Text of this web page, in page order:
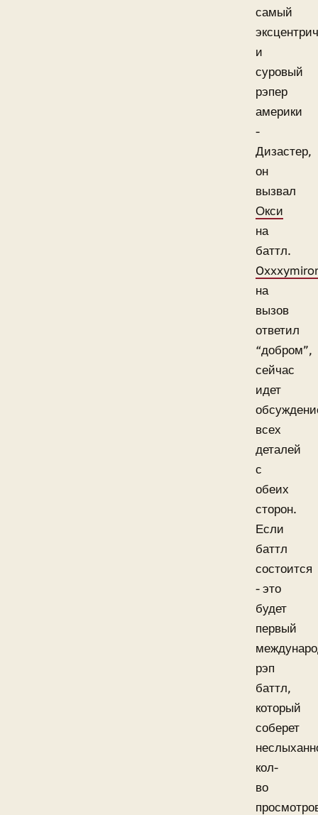
самый
и
суровый
рэпер
америки
-
Дизастер,
он
вызвал
Окси
на
баттл.
на
вызов
ответил
“добром”,
сейчас
идет
всех
деталей
с
обеих
сторон.
Если
баттл
состоится
- это
будет
первый
рэп
баттл,
который
соберет
кол-
во